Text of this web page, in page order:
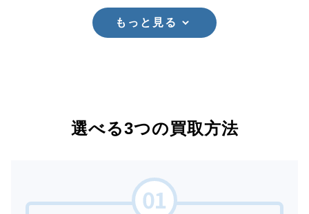
もっと見る
選べる3つの買取方法